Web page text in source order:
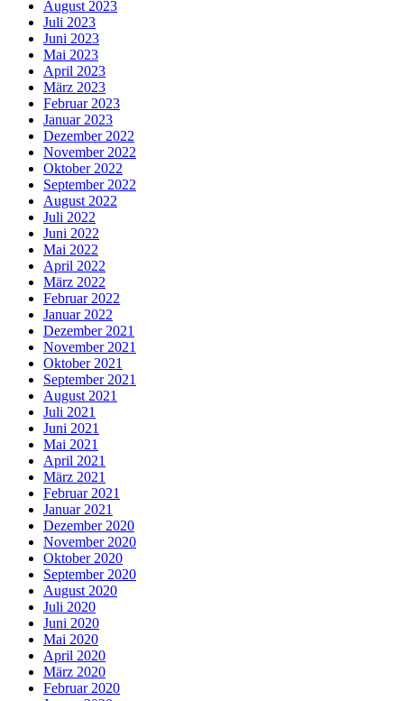
August 2023
Juli 2023
Juni 2023
Mai 2023
April 2023
März 2023
Februar 2023
Januar 2023
Dezember 2022
November 2022
Oktober 2022
September 2022
August 2022
Juli 2022
Juni 2022
Mai 2022
April 2022
März 2022
Februar 2022
Januar 2022
Dezember 2021
November 2021
Oktober 2021
September 2021
August 2021
Juli 2021
Juni 2021
Mai 2021
April 2021
März 2021
Februar 2021
Januar 2021
Dezember 2020
November 2020
Oktober 2020
September 2020
August 2020
Juli 2020
Juni 2020
Mai 2020
April 2020
März 2020
Februar 2020